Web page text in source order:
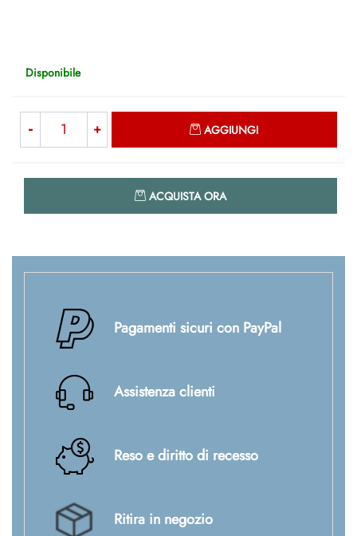
Disponibile
AGGIUNGI
ACQUISTA ORA
Pagamenti sicuri con PayPal
Assistenza clienti
Reso e diritto di recesso
Ritira in negozio